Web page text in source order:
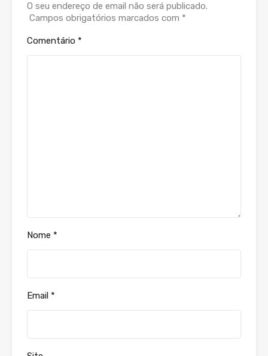
O seu endereço de email não será publicado.
Campos obrigatórios marcados com *
Comentário *
Nome *
Email *